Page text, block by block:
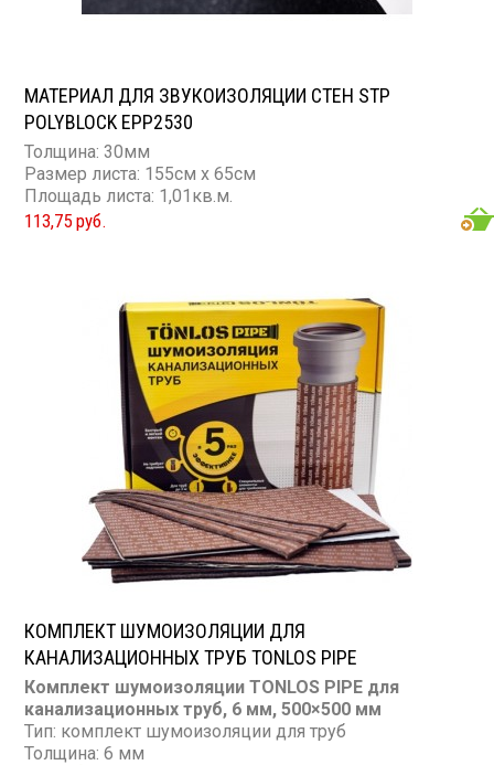
МАТЕРИАЛ ДЛЯ ЗВУКОИЗОЛЯЦИИ СТЕН STP
POLYBLOCK EPP2530
Толщина: 30мм
Размер листа: 155см х 65см
Площадь листа: 1,01кв.м.
113,75 руб.
КОМПЛЕКТ ШУМОИЗОЛЯЦИИ ДЛЯ
КАНАЛИЗАЦИОННЫХ ТРУБ TONLOS PIPE
Комплект шумоизоляции TONLOS PIPE для
канализационных труб, 6 мм, 500×500 мм
Тип: комплект шумоизоляции для труб
Толщина: 6 мм